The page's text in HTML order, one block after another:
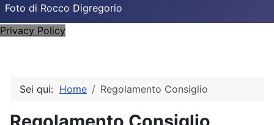
Foto di Rocco Digregorio
Privacy Policy
Sei qui: Home Regolamento Consiglio